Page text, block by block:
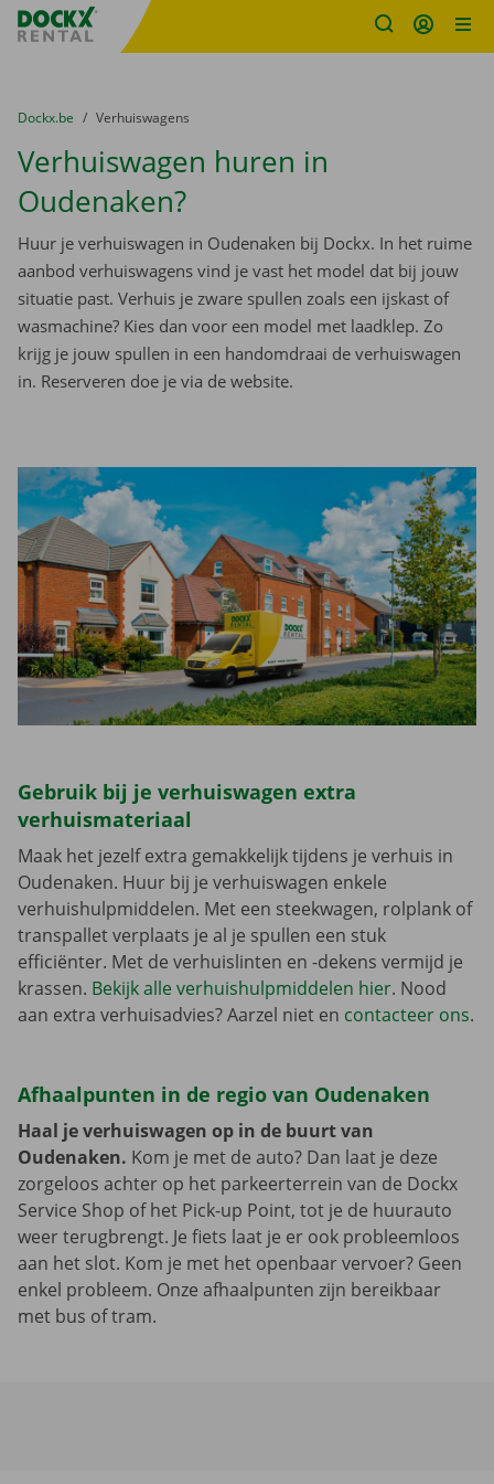
Fratello DEMO
U bevindt zich hier:
van
Dockx.be naar
Verhuiswagens
Verhuiswagen huren in
Oudenaken?
Huur je verhuiswagen in Oudenaken bij Dockx. In het ruime
aanbod verhuiswagens vind je vast het model dat bij jouw
situatie past. Verhuis je zware spullen zoals een ijskast of
wasmachine? Kies dan voor een model met laadklep. Zo
krijg je jouw spullen in een handomdraai de verhuiswagen
in. Reserveren doe je via de website.
Gebruik bij je verhuiswagen extra
verhuismateriaal
Maak het jezelf extra gemakkelijk tijdens je verhuis in
Oudenaken. Huur bij je verhuiswagen enkele
verhuishulpmiddelen. Met een steekwagen, rolplank of
transpallet verplaats je al je spullen een stuk
efficiënter. Met de verhuislinten en -dekens vermijd je
krassen. Bekijk alle verhuishulpmiddelen hier. Nood
aan extra verhuisadvies? Aarzel niet en contacteer ons.
Afhaalpunten in de regio van Oudenaken
Haal je verhuiswagen op in de buurt van
Oudenaken. Kom je met de auto? Dan laat je deze
zorgeloos achter op het parkeerterrein van de Dockx
Service Shop of het Pick-up Point, tot je de huurauto
weer terugbrengt. Je fiets laat je er ook probleemloos
aan het slot. Kom je met het openbaar vervoer? Geen
enkel probleem. Onze afhaalpunten zijn bereikbaar
met bus of tram.